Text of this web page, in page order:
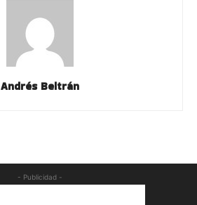
Andrés Beltrán
- Publicidad -